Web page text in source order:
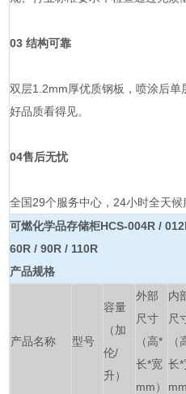
03 结构可靠
双层1.2mm厚优质钢板，喷涂后单
好品质看得见。
04售后无忧
全国29个服务中心，24小时全天候
可燃化学品存储柜HCS-004R /
60R / 90R / 110R
产品规格
产品名称 型号
容量
（加
伦/
升）
外部
尺寸
（高*
长*宽
mm）
内
尺
（
长*
mm